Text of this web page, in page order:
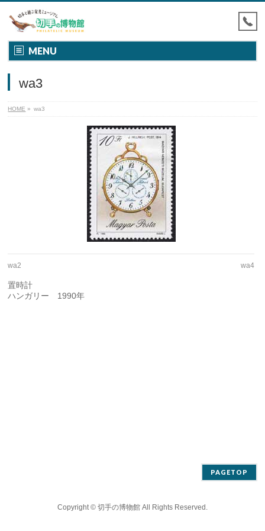
MENU
wa3
HOME » wa3
wa2 wa4
置時計
ハンガリー 1990年
PAGETOP
Copyright © 切手の博物館All Rights Reserved.